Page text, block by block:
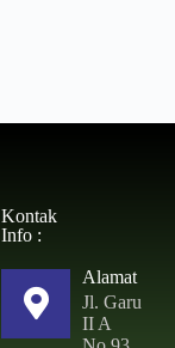
Kontak
Info :
Alamat
Jl. Garu
II A